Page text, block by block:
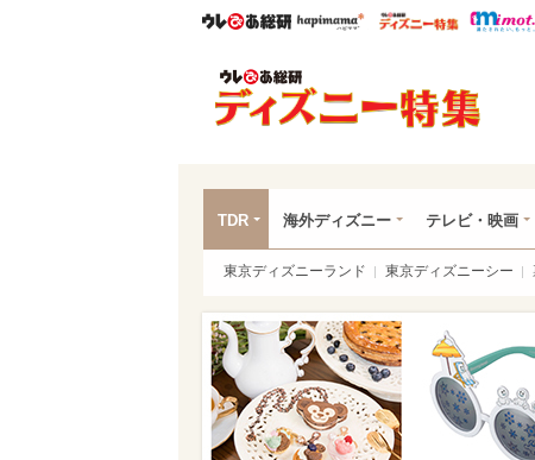
ウレぴあ総研ハピママ* ウレぴ
TDR 海外ディズニー テレビ・映画
東京ディズニーランド 東京ディズニーシー